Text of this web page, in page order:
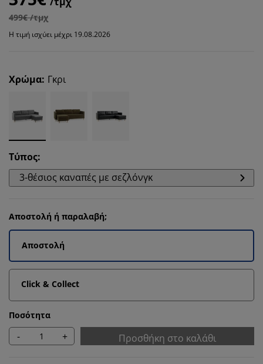
499€ /τμχ
Η τιμή ισχύει μέχρι 19.08.2026
Χρώμα: Γκρι
Τύπος:
3-θέσιος καναπές με σεζλόνγκ
Αποστολή ή παραλαβή;
Αποστολή
Click & Collect
Ποσότητα
- + Προσθήκη στο καλάθι